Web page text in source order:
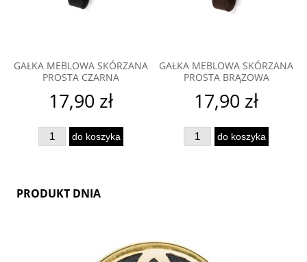
GAŁKA MEBLOWA SKÓRZANA
PROSTA CZARNA
17,90 zł
do koszyka
GAŁKA MEBLOWA SKÓRZANA
PROSTA BRĄZOWA
17,90 zł
do koszyka
PRODUKT DNIA